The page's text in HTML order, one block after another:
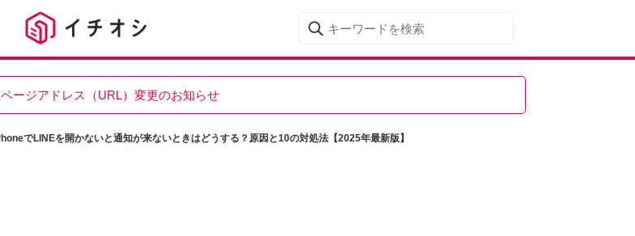
ージアドレス（URL）変更のお知らせ
でLINEを開かないと通知が来ないときはどうする？原因と10の対処法【2025年最新版】